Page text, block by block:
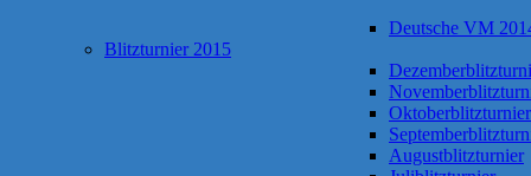
Deutsche VM
Blitzturnier 2015
Oktoberblitzturnier
Augustblitzturnier